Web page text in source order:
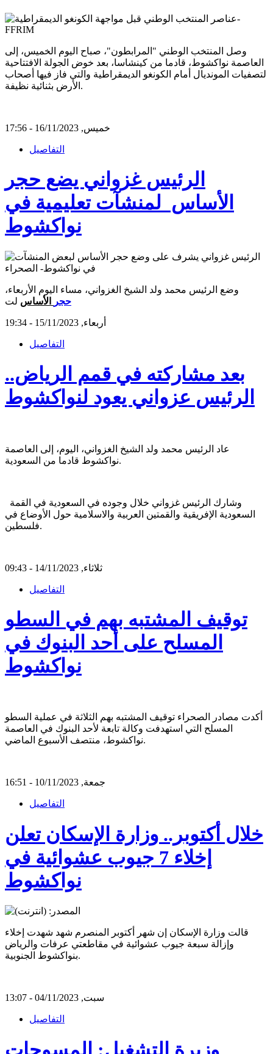
وصل المنتخب الوطني "المرابطون"، صباح اليوم الخميس، إلى
العاصمة نواكشوط، قادما من كينشاسا، بعد خوض الجولة الافتتاحية
لتصفيات المونديال أمام الكونغو الديمقراطية والتي فاز فيها أصحاب
الأرض بثنائية نظيفة.
خميس, 16/11/2023 - 17:56
التفاصيل
الرئيس غزواني يضع حجر
الأساس لمنشآت تعليمية في
نواكشوط
وضع الرئيس محمد ولد الشيخ الغزواني، مساء اليوم الأربعاء،
حجر
الأساس لت
أربعاء, 15/11/2023 - 19:34
التفاصيل
بعد مشاركته في قمم الرياض..
الرئيس عزواني يعود لنواكشوط
عاد الرئيس محمد ولد الشيخ الغزواني، اليوم، إلى العاصمة
نواكشوط قادما من السعودية.
وشارك الرئيس غزواني خلال وجوده في السعودية في القمة
السعودية الإفريقية والقمتين العربية والاسلامية حول الأوضاع في
فلسطين.
ثلاثاء, 14/11/2023 - 09:43
التفاصيل
توقيف المشتبه بهم في السطو
المسلح على أحد البنوك في
نواكشوط
أكدت مصادر الصحراء توقيف المشتبه بهم الثلاثة في عملية السطو
المسلح التي استهدفت وكالة تابعة لأحد البنوك في العاصمة
نواكشوط، منتصف الأسبوع الماضي.
جمعة, 10/11/2023 - 16:51
التفاصيل
خلال أكتوبر.. وزارة الإسكان تعلن
إخلاء 7 جيوب عشوائية في
نواكشوط
قالت وزارة الإسكان إن شهر أكتوبر المنصرم شهد شهدت إخلاء
وإزالة سبعة جيوب عشوائية في مقاطعتي عرفات والرياض
بنواكشوط الجنوبية.
سبت, 04/11/2023 - 13:07
التفاصيل
وزيرة التشغيل: المسوحات